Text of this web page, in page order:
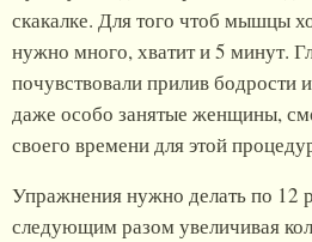
скакалке. Для того чтоб мышцы
нужно много, хватит и 5 минут.
почувствовали прилив бодрости
даже особо занятые женщины,
своего времени для этой
Упражнения нужно делать по 12
следующим разом увеличивая